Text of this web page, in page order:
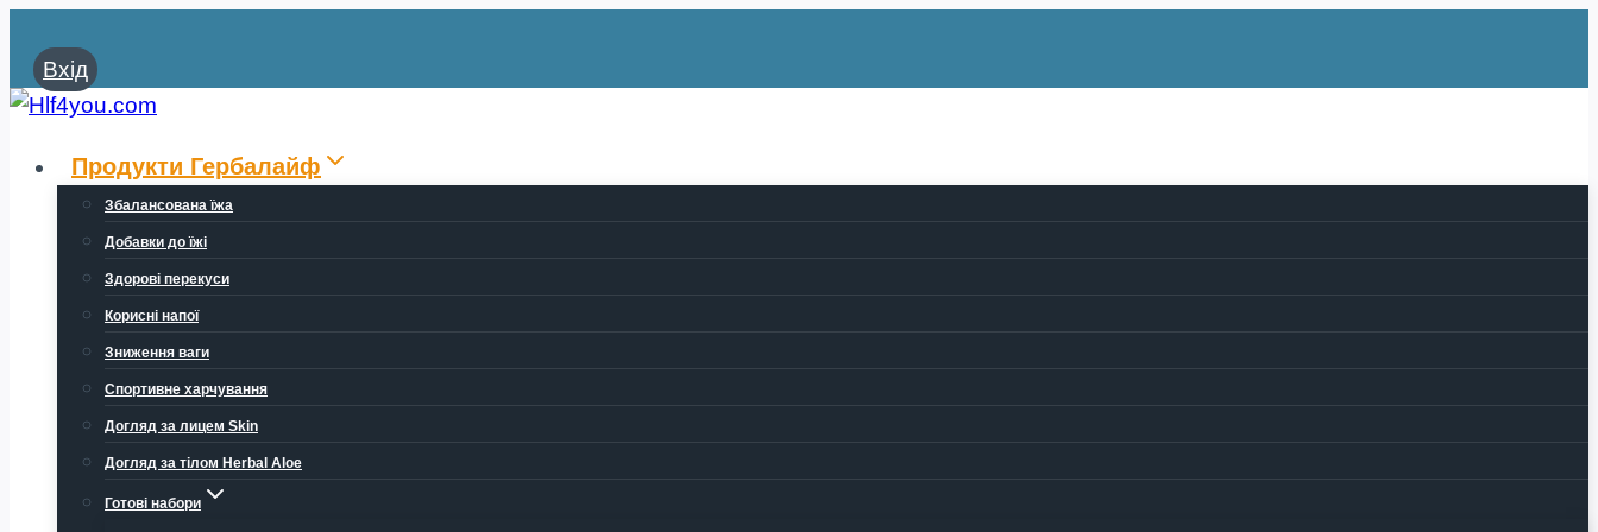
до
вмісту
Вхід
Продукти Гербалайф
Збалансована їжа
Добавки до їжі
Здорові перекуси
Корисні напої
Зниження ваги
Спортивне харчування
Догляд за лицем Skin
Догляд за тілом Herbal Aloe
Готові набори